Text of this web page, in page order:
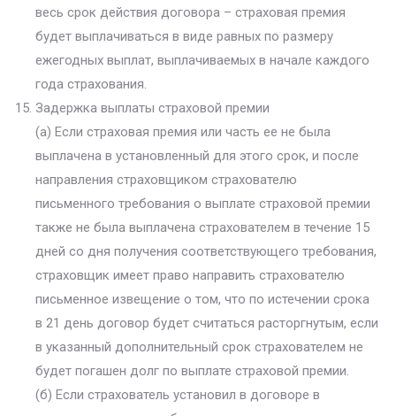
весь срок действия договора – страховая премия
будет выплачиваться в виде равных по размеру
ежегодных выплат, выплачиваемых в начале каждого
года страхования.
Задержка выплаты страховой премии
(а) Если страховая премия или часть ее не была
выплачена в установленный для этого срок, и после
направления страховщиком страхователю
письменного требования о выплате страховой премии
также не была выплачена страхователем в течение 15
дней со дня получения соответствующего требования,
страховщик имеет право направить страхователю
письменное извещение о том, что по истечении срока
в 21 день договор будет считаться расторгнутым, если
в указанный дополнительный срок страхователем не
будет погашен долг по выплате страховой премии.
(б) Если страхователь установил в договоре в